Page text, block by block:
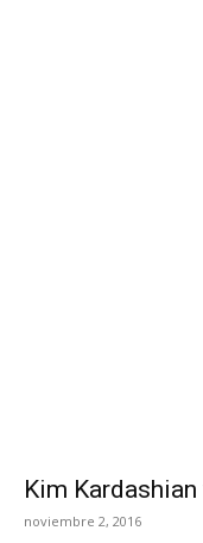
Kim
noviembre 2, 2016